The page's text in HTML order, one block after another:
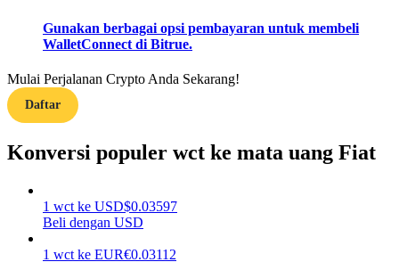
Menghasilkan
Babi Kekuatan
Gunakan berbagai opsi pembayaran untuk membeli
WalletConnect di Bitrue.
Mulai Perjalanan Crypto Anda Sekarang!
Daftar
Konversi populer wct ke mata uang Fiat
1 wct ke USD$0.03597
Beli dengan USD
1 wct ke EUR€0.03112